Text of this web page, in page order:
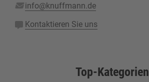
info@knuffmann.de
Kontaktieren Sie uns
Top-Kategorien